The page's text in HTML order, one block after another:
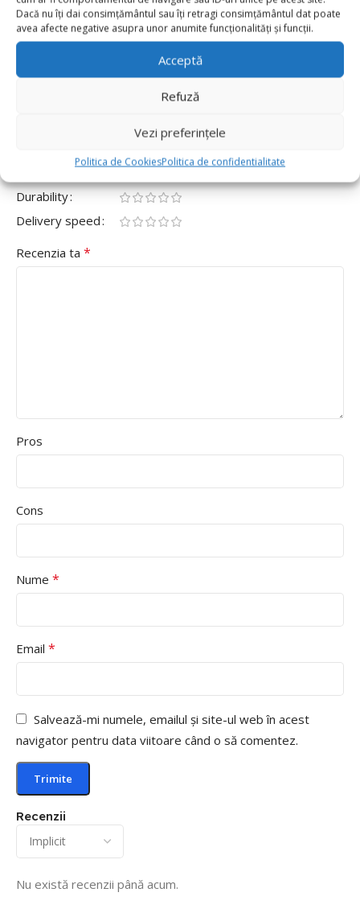
Dacă nu îți dai consimțământul sau îți retragi consimțământul dat poate
avea afecte negative asupra unor anumite funcționalități și funcții.
Acceptă
Refuză
Vezi preferințele
Politica de CookiesPolitica de confidentialitate
0
0
Recenzii
Nu există recenzii până acum.
Fii primul care scrii o recenzie pentru „Balon Folie
Litera X 40cm, Roz Auriu”
Adresa ta de email nu va fi publicată.
Value for money
Durability
Delivery speed
Recenzia ta *
Pros
Cons
Nume *
Email *
Salvează-mi numele, emailul și site-ul web în acest
navigator pentru data viitoare când o să comentez.